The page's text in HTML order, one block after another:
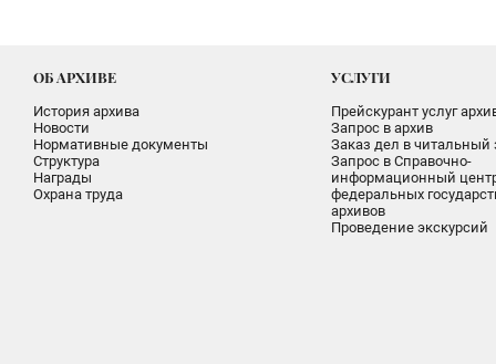
ОБ АРХИВЕ
История архива
Новости
Нормативные документы
Структура
Награды
Охрана труда
УСЛУГИ
Прейскурант услуг
Запрос в архив
Заказ дел в читальный
Запрос в Справочно-
информационный
федеральных
архивов
Проведение экскурсий